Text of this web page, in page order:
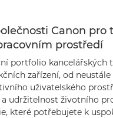
Canon pro
prostředí
portfolio kancelářských
zařízení, od
uživatelského
udržitelnost životního
které potřebujete k